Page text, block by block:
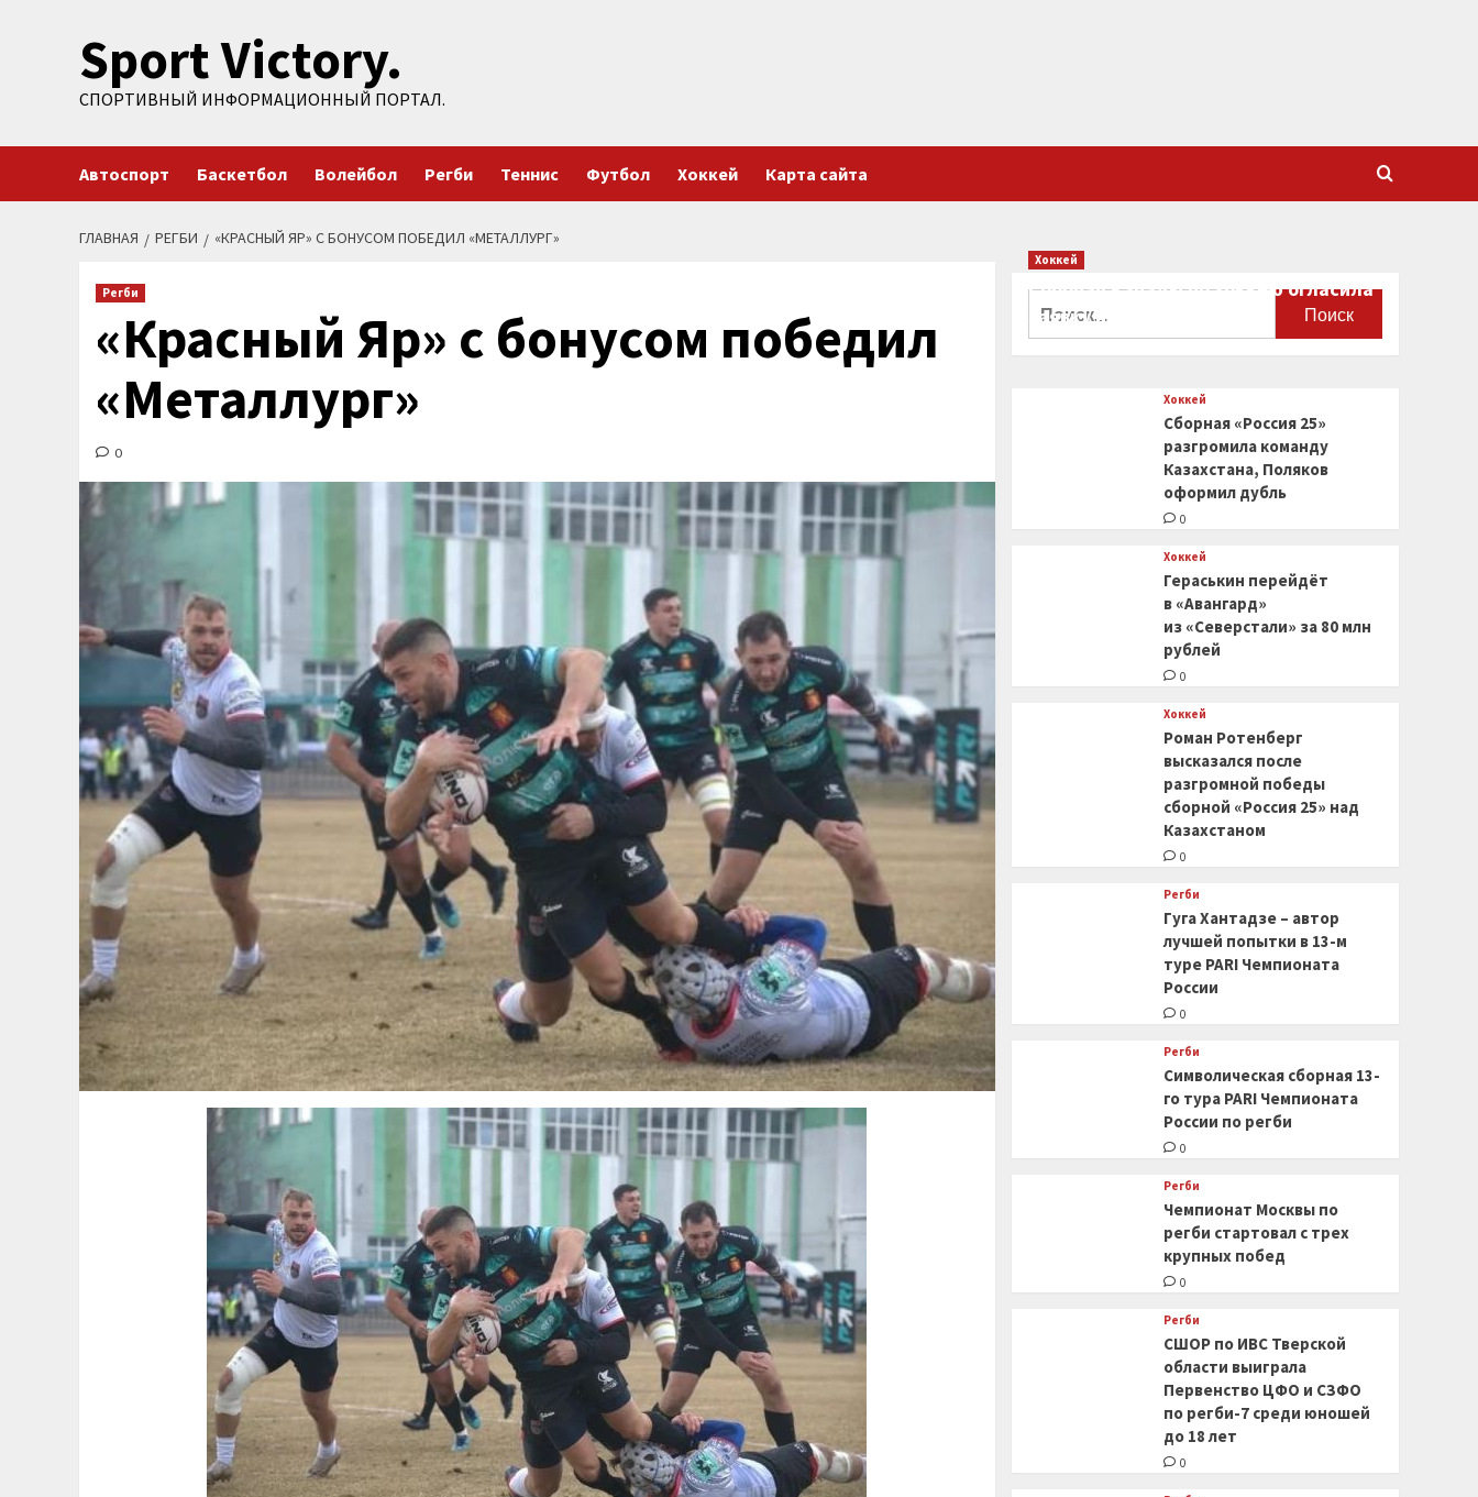
содержимомуSport Victory.
СПОРТИВНЫЙ ИНФОРМАЦИОННЫЙ ПОРТАЛ.
Автоспорт Баскетбол Волейбол Регби Теннис Футбол Хоккей Карта сайта
ГЛАВНАЯ РЕГБИ «КРАСНЫЙ ЯР» С БОНУСОМ ПОБЕДИЛ «МЕТАЛЛУРГ»
Регби
«Красный Яр» с бонусом победил
«Металлург»
0
Хоккей
Сборная Канады по хоккею огласила
заявку на чемпионат мира
Хоккей
Сборная «Россия 25»
разгромила команду
Казахстана, Поляков
оформил дубль
0
Хоккей
Гераськин перейдёт
в «Авангард»
из «Северстали» за 80 млн
рублей
0
Хоккей
Роман Ротенберг
высказался после
разгромной победы
сборной «Россия 25» над
Казахстаном
0
Регби
Гуга Хантадзе – автор
лучшей попытки в 13-м
туре PARI Чемпионата
России
0
Регби
Символическая сборная 13-
го тура PARI Чемпионата
России по регби
0
Регби
Чемпионат Москвы по
регби стартовал с трех
крупных побед
0
Регби
СШОР по ИВС Тверской
области выиграла
Первенство ЦФО и СЗФО
по регби-7 среди юношей
до 18 лет
0